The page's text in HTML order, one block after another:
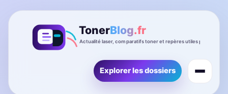
Explorer les dossiers